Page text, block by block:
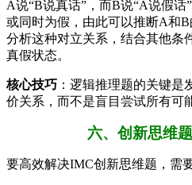
A说“B说真话”，而B说“A说假
或同时为假，由此可以推断A和
分析这种对立关系，结合其他条
真假状态。
核心技巧 ：逻辑推理题的关键
价关系，而不是盲目尝试所有可
六、创新思维
要高效解决IMC创新思维题，需